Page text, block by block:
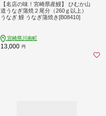
【名店の味！宮崎県産鰻】 ひむか山
道うなぎ蒲焼２尾分（260ｇ以上）
うなぎ 鰻 うなぎ蒲焼き[B08410]
宮崎県川南町
13,000 円